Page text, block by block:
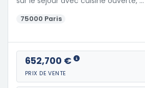
75000 Paris
652,700 €
PRIX DE VENTE